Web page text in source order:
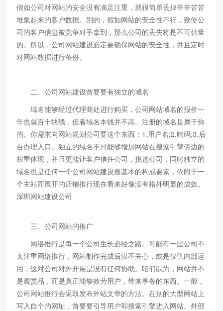
假如公司对网站的安全没有满足注重，就很简单丢掉辛辛苦苦
堆集起来的客户数据。别的，假如网站的安全性不行，致使公
司的客户信息被竞争对手拿到，那么公司的丢失将是不可估量
的。所以，公司网站建设必定要确保网站的安全性，并且定时
对网站数据进行备份。
二、公司网站建设首要要有独立的域名
域名能够经过代理商处进行购买，公司网站域名的报价一
年也就百十块钱，但看域名本钱并不高。注册的域名是属于你
的。你需求向网站规划公司要这个东西：1.用户名;2.暗码;3.后
台办理入口。独立的域名不只能够增加网站在搜索引擎傍边的
权重体现，并且更能让客户信任公司，挑选公司，同时独立的
域名也是任何一个公司网站建设最基本的构成要素，依附于一
个主站而展开的店铺推行现在看来好像没有格外明显的成效。
深圳网站建设公司
三、公司网站的推广
网络推行是每一个公司生长必经之路。可能有一些公司不
太注重网络推行，网站制作完成后漠不关心，或是仅供内部运
用，这对公司对外开展是没有任何协助。咱们以为，网站并不
是观赏品，而是真正能够效劳用户，带来事务的东西。一般，
公司网站推行会采取发布外站文章的方法。在别的大型网站上
写入自个的网址，首要要引导用户和搜索引擎进入网站。外部